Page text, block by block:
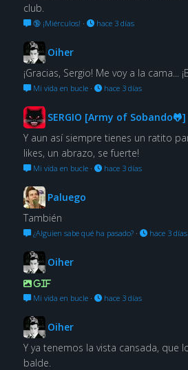
club.
🔞 ¡Miérculos! · hace 3 días
Oiher
¡Gracias, Sergio! Me voy a la cama...
Mi vida en bucle· hace 3 días
SERGIO [Army of Sobando🐸]
Y aun así siempre tienes un ratito
likes, un abrazo, se fuerte!
Mi vida en bucle· hace 3 días
Paluego
También
¿Alguien sabe qué ha pasado?· hace 3 días
Oiher
GIF
Mi vida en bucle· hace 3 días
Oiher
Y ya tenemos la vista cansada, que
balde.